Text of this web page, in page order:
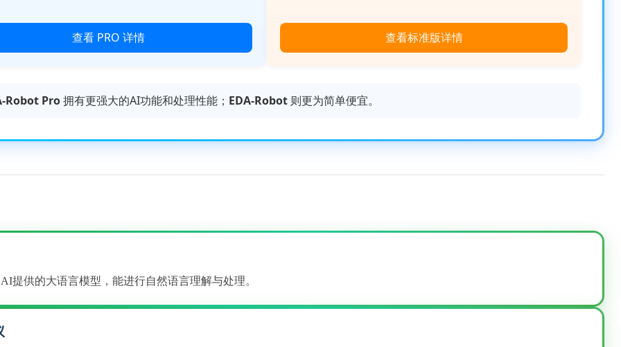
查看 PRO 详情 查看标准版详情
Robot Pro拥有更强大的AI功能和处理性能； EDA-Robot 则更为简单便宜。
提供的大语言模型，能进行自然语言理解与处理。